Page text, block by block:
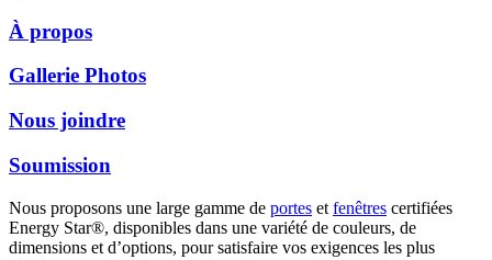
À propos
Gallerie Photos
Nous joindre
Soumission
Nous proposons une large gamme de portes et fenêtres certifiées
Energy Star®, disponibles dans une variété de couleurs, de
dimensions et d’options, pour satisfaire vos exigences les plus